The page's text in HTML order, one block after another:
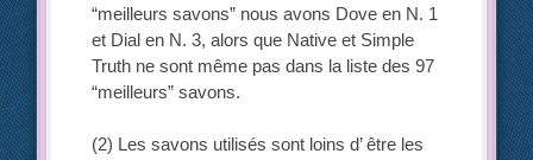
“meilleurs savons” nous avons Dove en N. 1
et Dial en N. 3, alors que Native et Simple
Truth ne sont même pas dans la liste des 97
“meilleurs” savons.
(2) Les savons utilisés sont loins d’ être les